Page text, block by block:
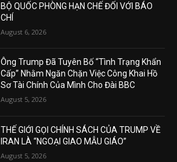
BỘ QUỐC PHÒNG HẠN CHẾ ĐỐI VỚI BÁO
CHÍ
August 6, 2026
Ông Trump Đã Tuyên Bố “Tình Trạng Khẩn
Cấp” Nhằm Ngăn Chặn Việc Công Khai Hồ
Sơ Tài Chính Của Mình Cho Đài BBC
August 5, 2026
THẾ GIỚI GỌI CHÍNH SÁCH CỦA TRUMP VỀ
IRAN LÀ “NGOẠI GIAO MẪU GIÁO”
August 5, 2026